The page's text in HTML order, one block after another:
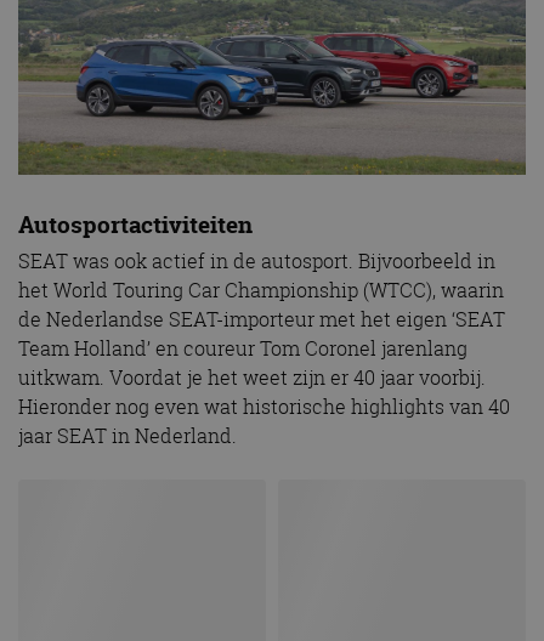
Autosportactiviteiten
SEAT was ook actief in de autosport. Bijvoorbeeld in
het World Touring Car Championship (WTCC), waarin
de Nederlandse SEAT-importeur met het eigen ‘SEAT
Team Holland’ en coureur Tom Coronel jarenlang
uitkwam. Voordat je het weet zijn er 40 jaar voorbij.
Hieronder nog even wat historische highlights van 40
jaar SEAT in Nederland.